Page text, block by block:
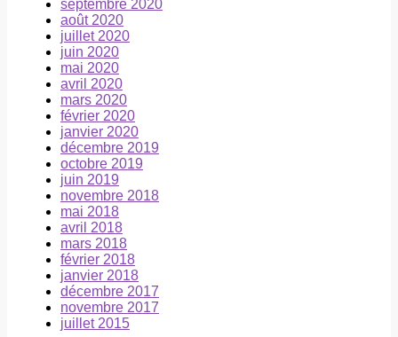
septembre 2020
août 2020
juillet 2020
juin 2020
mai 2020
avril 2020
mars 2020
février 2020
janvier 2020
décembre 2019
octobre 2019
juin 2019
novembre 2018
mai 2018
avril 2018
mars 2018
février 2018
janvier 2018
décembre 2017
novembre 2017
juillet 2015